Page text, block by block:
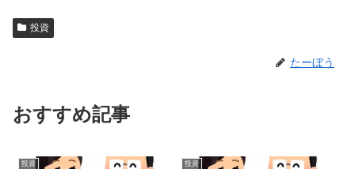
投資
たーぼう
おすすめ記事
投資 投資